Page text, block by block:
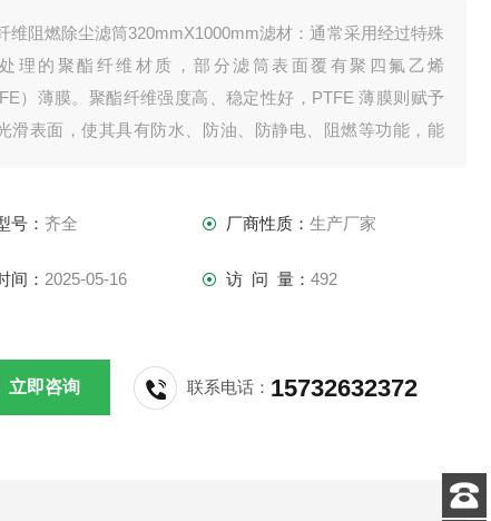
维阻燃除尘滤筒320mmX1000mm滤材：通常采用经过特殊
理的聚酯纤维材质，部分滤筒表面覆有聚四氟乙烯
）薄膜。聚酯纤维强度高、稳定性好，PTFE 薄膜则赋予
滑表面，使其具有防水、防油、防静电、阻燃等功能，能
号： 齐全 厂商性质： 生产厂家
间： 2025-05-16 访 问 量： 492
立即咨询 联系电话： 15732632372